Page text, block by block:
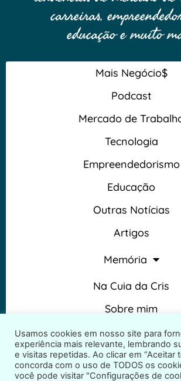
carreiras,
educação e muito
Mais Negócio$
Podcast
Mercado de
Tecnologia
Empreendedorismo
Educação
Outras Notícias
Artigos
Memória
Na Cuia da Cris
Sobre mim
Termos e Condições
Usamos cookies em nosso site para
experiência mais relevante, lembrando
e visitas repetidas. Ao clicar em “Aceitar
concorda com o uso de TODOS os
você pode visitar "Configurações de